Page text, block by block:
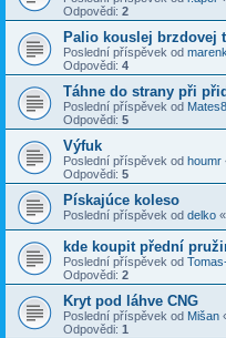
Odpovědi: 2
Palio kouslej brzdovej
Poslední příspěvek od
Odpovědi: 4
Táhne do strany při
Poslední příspěvek od
Odpovědi: 5
Výfuk
Poslední příspěvek od houmr
Odpovědi: 5
Pískajúce koleso
Poslední příspěvek od delko «
kde koupit přední
Poslední příspěvek od
Odpovědi: 2
Kryt pod láhve CNG
Poslední příspěvek od Mišan
Odpovědi: 1